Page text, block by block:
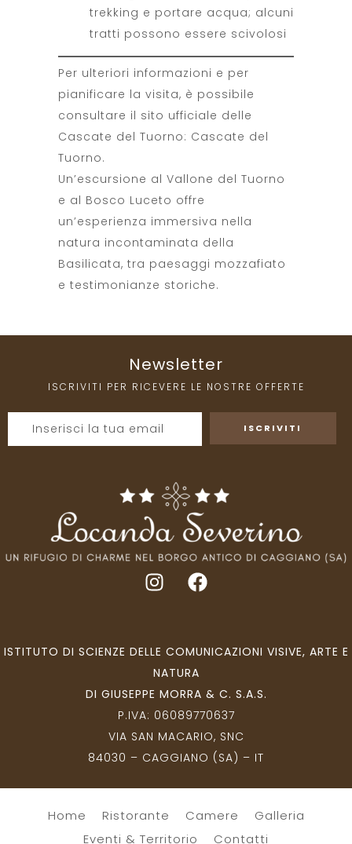
trekking e portare acqua; alcuni
tratti possono essere scivolosi
Per ulteriori informazioni e per
pianificare la visita, è possibile
consultare il sito ufficiale delle
Cascate del Tuorno: Cascate del
Tuorno.
Un’escursione al Vallone del Tuorno
e al Bosco Luceto offre
un’esperienza immersiva nella
natura incontaminata della
Basilicata, tra paesaggi mozzafiato
e testimonianze storiche.
Newsletter
ISCRIVITI PER RICEVERE LE NOSTRE OFFERTE
ISTITUTO DI SCIENZE DELLE COMUNICAZIONI VISIVE, ARTE E
NATURA
DI GIUSEPPE MORRA & C. S.A.S.
P.IVA: 06089770637
VIA SAN MACARIO, SNC
84030 – CAGGIANO (SA) – IT
Home Ristorante Camere
Galleria
Eventi & Territorio
Contatti